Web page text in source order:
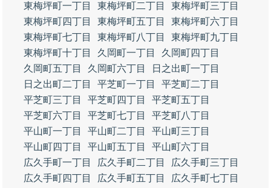
東梅坪町一丁目
東梅坪町二丁目
東梅坪町三丁目
東梅坪町四丁目
東梅坪町五丁目
東梅坪町六丁目
東梅坪町七丁目
東梅坪町八丁目
東梅坪町九丁目
東梅坪町十丁目
久岡町一丁目
久岡町四丁目
久岡町五丁目
久岡町六丁目
日之出町一丁目
日之出町二丁目
平芝町一丁目
平芝町二丁目
平芝町三丁目
平芝町四丁目
平芝町五丁目
平芝町六丁目
平芝町七丁目
平芝町八丁目
平山町一丁目
平山町二丁目
平山町三丁目
平山町四丁目
平山町五丁目
平山町六丁目
広久手町一丁目
広久手町二丁目
広久手町三丁目
広久手町四丁目
広久手町五丁目
広久手町七丁目